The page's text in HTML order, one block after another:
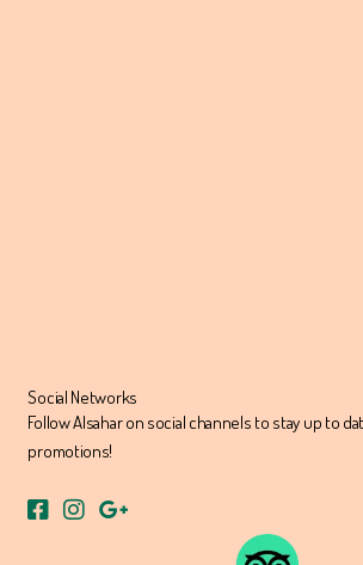
Social Networks
Follow Alsahar on social channels to stay up to
promotions!